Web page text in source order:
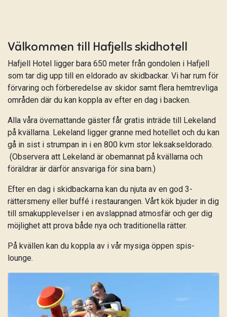
Välkommen till Hafjells skidhotell
Hafjell Hotel ligger bara 650 meter från gondolen i Hafjell
som tar dig upp till en eldorado av skidbackar. Vi har rum för
förvaring och förberedelse av skidor samt flera hemtrevliga
områden där du kan koppla av efter en dag i backen.
Alla våra övernattande gäster får gratis inträde till Lekeland
på kvällarna. Lekeland ligger granne med hotellet och du kan
gå in sist i strumpan in i en 800 kvm stor leksakseldorado.
(Observera att Lekeland är obemannat på kvällarna och
föräldrar är därför ansvariga för sina barn.)
Efter en dag i skidbackarna kan du njuta av en god 3-
rättersmeny eller buffé i restaurangen. Vårt kök bjuder in dig
till smakupplevelser i en avslappnad atmosfär och ger dig
möjlighet att prova både nya och traditionella rätter.
På kvällen kan du koppla av i vår mysiga öppen spis-
lounge.